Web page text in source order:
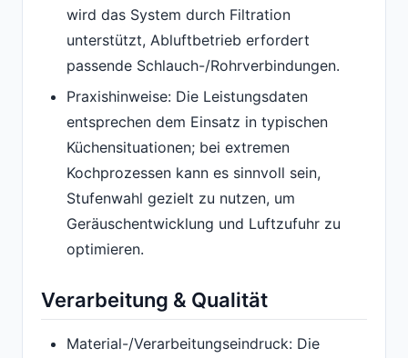
wird das System durch Filtration
unterstützt, Abluftbetrieb erfordert
passende Schlauch-/Rohrverbindungen.
Praxishinweise: Die Leistungsdaten
entsprechen dem Einsatz in typischen
Küchensituationen; bei extremen
Kochprozessen kann es sinnvoll sein,
Stufenwahl gezielt zu nutzen, um
Geräuschentwicklung und Luftzufuhr zu
optimieren.
Verarbeitung & Qualität
Material-/Verarbeitungseindruck: Die